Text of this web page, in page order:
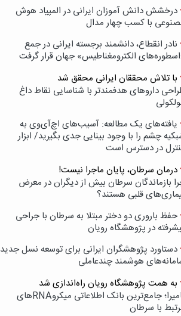
درخشش دانش آموزان ایرانی در المپیاد هوش
با کسب چهار مدال
نادر انقطاع، دانشمند برجسته ایرانی در جمع
الکترومغناطیس» جهان قرار گرفت
با تلاش محققان ایرانی محقق شد
داروهای هدفمندتر با شناسایی نقاط داغ
یافته‌های یک مطالعه: آسیب‌های اچ‌آی‌وی به
چشم را با وجود بینایی جدی بگیرید/ ابزار
در دسترس است
درمان سرطان، پایان ماجرا نیست!
بازماندگان سرطان بیش از دیگران در معرض
قلبی هستند؟
حفظ باروری دو دختر مبتلا به سرطان با جراحی
در پژوهشگاه رویان
دستاورد پژوهشگران ایرانی برای توسعه نسل جدید
هوشمند چندعاملی
به همت پژوهشگاه رویان راه‌اندازی شد
نامیرا؛ جامع‌ترین بانک اطلاعاتی میکروRNAهای
با سرطان